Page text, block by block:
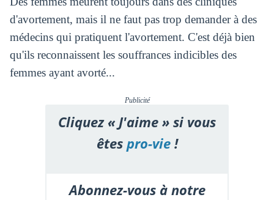
d'avortement, mais il ne faut pas trop demander à des
médecins qui pratiquent l'avortement. C'est déjà bien
qu'ils reconnaissent les souffrances indicibles des
femmes ayant avorté...
Publicité
Cliquez « J'aime » si vous
êtespro-vie!
Abonnez-vous à notre